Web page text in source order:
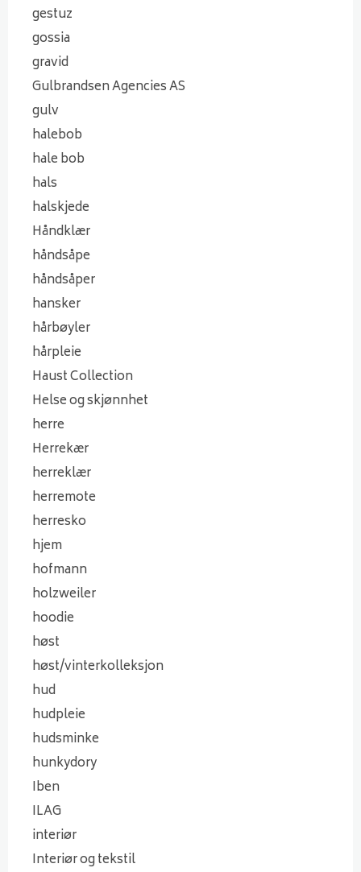
gestuz
gossia
gravid
Gulbrandsen Agencies AS
gulv
halebob
hale bob
hals
halskjede
Håndklær
håndsåpe
håndsåper
hansker
hårbøyler
hårpleie
Haust Collection
Helse og skjønnhet
herre
Herrekær
herreklær
herremote
herresko
hjem
hofmann
holzweiler
hoodie
høst
høst/vinterkolleksjon
hud
hudpleie
hudsminke
hunkydory
Iben
ILAG
interiør
Interiør og tekstil